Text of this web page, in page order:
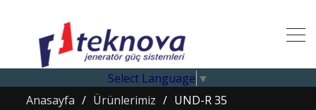
Select Language ▼
Anasayfa
Ürünlerimiz UND-R 35